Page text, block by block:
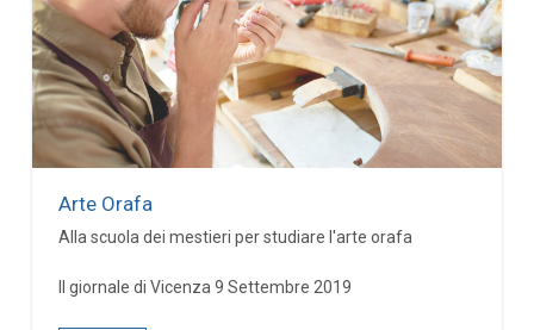
Arte Orafa
Alla scuola dei mestieri per studiare l'arte orafa
Il giornale di Vicenza 9 Settembre 2019